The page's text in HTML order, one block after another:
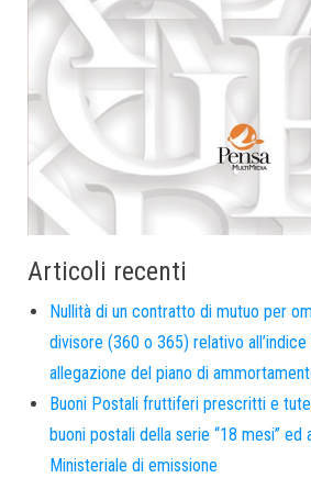
Articoli recenti
Nullità di un contratto di mutuo per
divisore (360 o 365) relativo all’indice
allegazione del piano di
Buoni Postali fruttiferi prescritti e
buoni postali della serie “18 mesi”
Ministeriale di emissione